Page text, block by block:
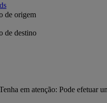
de origem
de destino
em atenção: Pode efetuar